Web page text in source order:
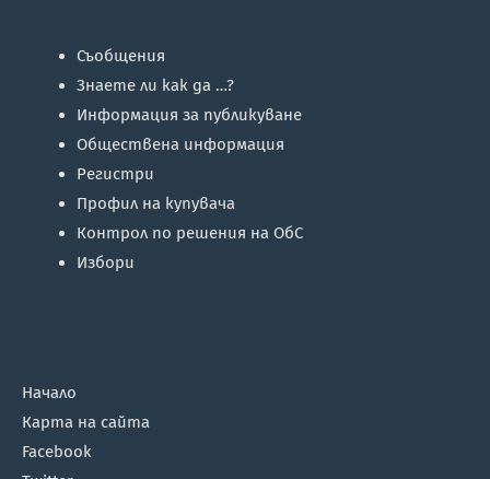
Съобщения
Знаете ли как да …?
Информация за публикуване
Обществена информация
Регистри
Профил на купувача
Контрол по решения на ОбС
Избори
Начало
Карта на сайта
Facebook